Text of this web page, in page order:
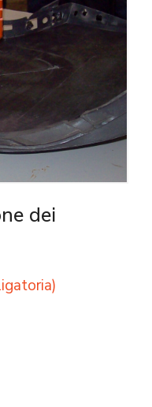
dei